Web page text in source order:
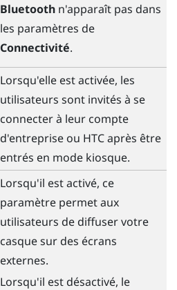
Bluetoothn'apparaît pas dans
les paramètres de
Connectivité.
Lorsqu'elle est activée, les
utilisateurs sont invités à se
connecter à leur compte
d'entreprise ou HTC après être
entrés en mode kiosque.
Lorsqu'il est activé, ce
paramètre permet aux
utilisateurs de diffuser votre
casque sur des écrans
externes.
Lorsqu'il est désactivé, le